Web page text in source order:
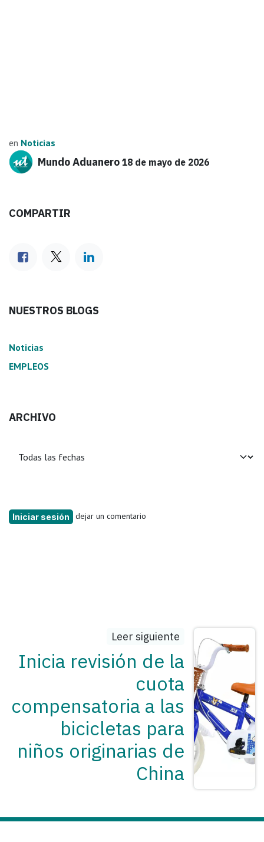
en Noticias
Mundo Aduanero 18 de mayo de 2026
COMPARTIR
NUESTROS BLOGS
Noticias
EMPLEOS
ARCHIVO
Iniciar sesión dejar un comentario
Leer siguiente
Inicia revisión de la
cuota
compensatoria a las
bicicletas para
niños originarias de
China